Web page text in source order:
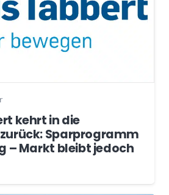
kehrt in die
Sparprogramm
– Markt bleibt jedoch